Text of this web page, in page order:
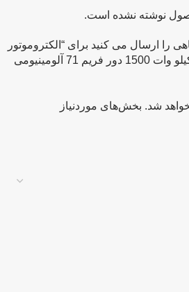
نوشته نشده است.
را ارسال می کنید برای “الکتروموتور
خازن دائم (رله ای) 0/37 کیلو وات 1500 دور فریم 71 آلومینیومی
شد. بخش‌های موردنیاز